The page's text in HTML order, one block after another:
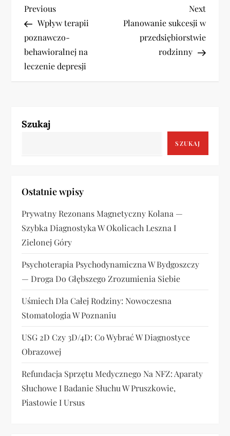
N
a
w
a
a
w
p
i
s
u
Previous
Post
Previous
Wpływ terapii
poznawczo-
behawioralnej na
leczenie depresji
Next
Post
Next
Planowanie sukcesji w
przedsiębiorstwie
rodzinny
Szukaj
SZUKAJ
Ostatnie wpisy
Prywatny Rezonans Magnetyczny Kolana —
Szybka Diagnostyka W Okolicach Leszna I
Zielonej Góry
Psychoterapia Psychodynamiczna W Bydgoszczy
— Droga Do Głębszego Zrozumienia Siebie
Uśmiech Dla Całej Rodziny: Nowoczesna
Stomatologia W Poznaniu
USG 2D Czy 3D/4D: Co Wybrać W Diagnostyce
Obrazowej
Refundacja Sprzętu Medycznego Na NFZ: Aparaty
Słuchowe I Badanie Słuchu W Pruszkowie,
Piastowie I Ursus